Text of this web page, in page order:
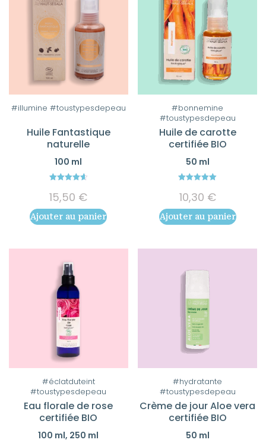
#illumine #toustypesdepeau
Huile Fantastique
naturelle
100 ml
out of 5
15,50 €
Ajouter au panier
#bonnemine
#toustypesdepeau
Huile de carotte
certifiée BIO
50 ml
out of 5
10,30 €
Ajouter au panier
#éclatduteint
#toustypesdepeau
Eau florale de rose
certifiée BIO
100 ml, 250 ml
Ce
produit
a
plusieurs
variations.
#hydratante
#toustypesdepeau
Crème de jour Aloe vera
certifiée BIO
50 ml